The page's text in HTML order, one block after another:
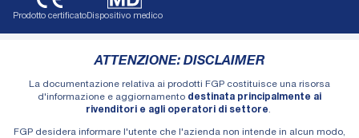
Prodotto certificatoDispositivo medico
ATTENZIONE: DISCLAIMER
La documentazione relativa ai prodotti FGP costituisce una risorsa
d'informazione e aggiornamento destinata principalmente ai
rivenditori e agli operatori di settore.
FGP desidera informare l'utente che l'azienda non intende in alcun modo,